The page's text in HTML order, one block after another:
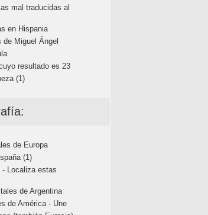
mal traducidas al
en Hispania
Miguel Ángel
resultado es 23
(1)
de Europa
(1)
- Localiza estas
de Argentina
de América - Une